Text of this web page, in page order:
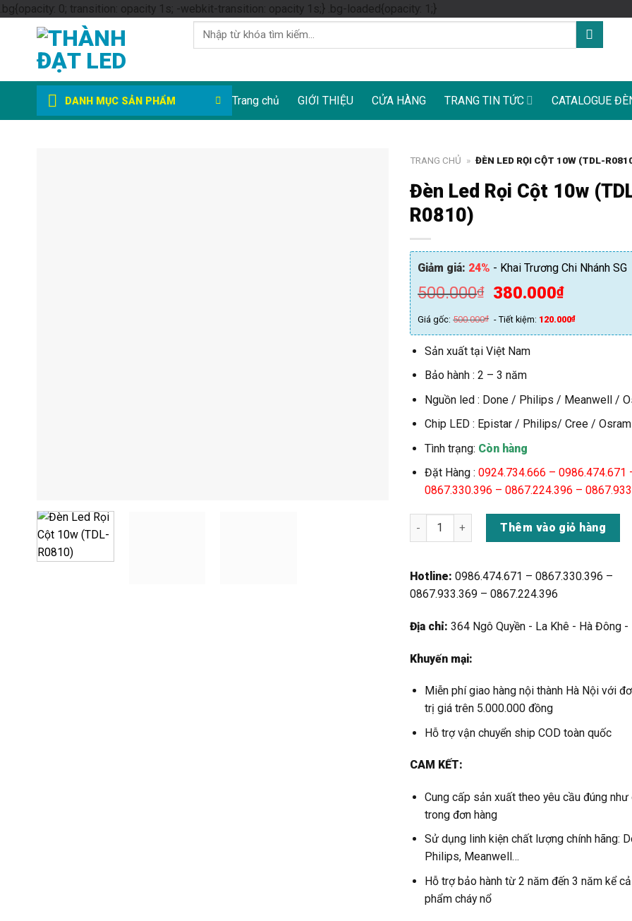
.bg{opacity: 0; transition: opacity 1s; -webkit-transition: opacity 1s;} .bg-loaded{opacity: 1;}Skip
to
Tìm
kiếm:
DANH MỤC SẢN PHẨM Trang chủ GIỚI THIỆU CỬA HÀNG TRANG TIN TỨC CATALOGUE
TRANG CHỦ » ĐÈN LED RỌI CỘT 10W (TDL-
Đèn Led Rọi Cột 10w
R0810)
Giảm giá: 24% - Khai Trương Chi Nhánh SG
500.000₫
Giá
là:
500.000₫.
380.000₫Giá
tại
là:
Giá gốc:500.000₫ - Tiết kiệm: 120.000₫
Sản xuất tại Việt Nam
Bảo hành : 2 – 3 năm
Nguồn led : Done / Philips / Meanwell /
Chip LED : Epistar / Philips/ Cree / Osram
Tình trạng: Còn hàng
Đặt Hàng : 0924.734.666 – 0986.474.671
0867.330.396 – 0867.224.396 –
Đèn Led Rọi Cột 10w (TDL-R0810) số lượng
Thêm vào giỏ hàng
Hotline: 0986.474.671 – 0867.330.396 –
0867.933.369 – 0867.224.396
Địa chỉ: 364 Ngô Quyền - La Khê - Hà Đông -
Khuyến mại:
Miễn phí giao hàng nội thành Hà Nội với
trị giá trên 5.000.000 đồng
Hỗ trợ vận chuyển ship COD toàn quốc
CAM KẾT:
Cung cấp sản xuất theo yêu cầu đúng như
trong đơn hàng
Sử dụng linh kiện chất lượng chính hãng:
Philips, Meanwell…
Hỗ trợ bảo hành từ 2 năm đến 3 năm kể
phẩm cháy nổ